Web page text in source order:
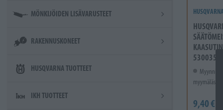
MÖNKIJÖIDEN LISÄVARUSTEET
RAKENNUSKONEET
HUSQVARNA TUOTTEET
IKH TUOTTEET
HUSQVARNA
KAASUTIN
5300355-
Myynnissä
myymälässä.
9,40 €